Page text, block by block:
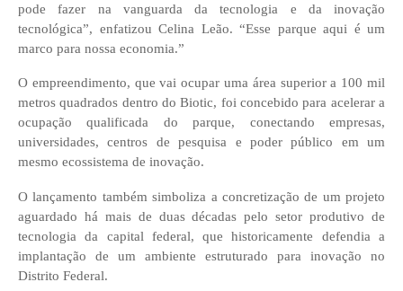
pode fazer na vanguarda da tecnologia e da inovação
tecnológica”, enfatizou Celina Leão. “Esse parque aqui é um
marco para nossa economia.”
O empreendimento, que vai ocupar uma área superior a 100 mil
metros quadrados dentro do Biotic, foi concebido para acelerar a
ocupação qualificada do parque, conectando empresas,
universidades, centros de pesquisa e poder público em um
mesmo ecossistema de inovação.
O lançamento também simboliza a concretização de um projeto
aguardado há mais de duas décadas pelo setor produtivo de
tecnologia da capital federal, que historicamente defendia a
implantação de um ambiente estruturado para inovação no
Distrito Federal.